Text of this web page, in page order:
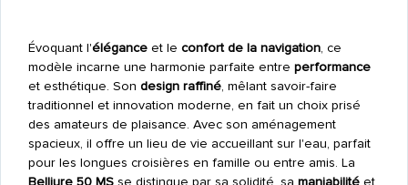
Évoquant l'éléganceet le confort de la navigation, ce
modèle incarne une harmonie parfaite entre performance
et esthétique. Son design raffiné, mêlant savoir-faire
traditionnel et innovation moderne, en fait un choix prisé
des amateurs de plaisance. Avec son aménagement
spacieux, il offre un lieu de vie accueillant sur l'eau, parfait
pour les longues croisières en famille ou entre amis. La
Belliure 50 MSse distingue par sa solidité, sa maniabilitéet